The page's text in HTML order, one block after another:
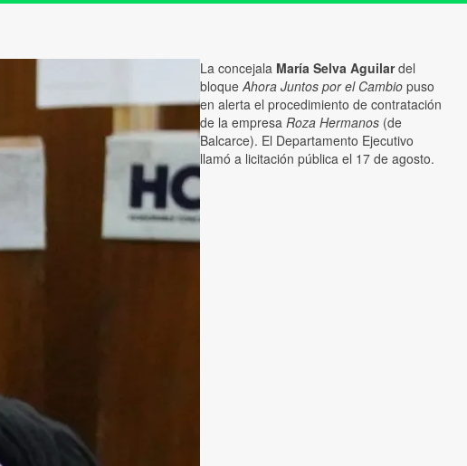
La concejala María Selva Aguilardel
bloqueAhora Juntos por el Cambio puso
en alerta el procedimiento de contratación
de la empresa Roza Hermanos (de
Balcarce). El Departamento Ejecutivo
llamó a licitación pública el 17 de agosto.